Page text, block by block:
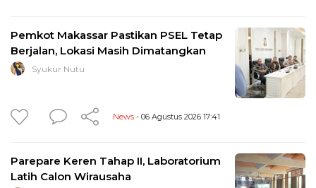
Pemkot Makassar Pastikan PSEL Tetap
Berjalan, Lokasi Masih Dimatangkan
Syukur Nutu
News - 06 Agustus 2026 17:41
Parepare Keren Tahap II, Laboratorium
Latih Calon Wirausaha